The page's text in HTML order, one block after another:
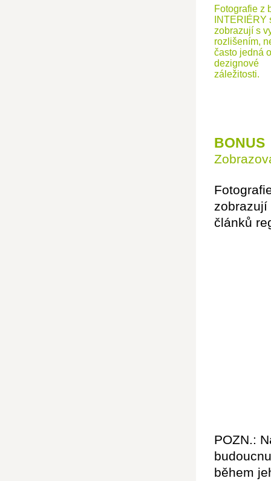
Fotografie z
INTERIÉRY
zobrazují s
rozlišením,
často jedná o
dezignové
záležitosti.
BONUS
zobrazují
článků
POZN.:
během